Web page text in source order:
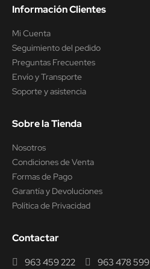
Información Clientes
Mi Cuenta
Seguimiento del pedido
Preguntas Frecuentes
Envío y Transporte
Soporte y asistencia
Sobre la Tienda
Nosotros
Condiciones de Venta
Formas de Pago
Garantía y Devoluciones
Política de Privacidad
Contactar
963 459 222 963 478 599